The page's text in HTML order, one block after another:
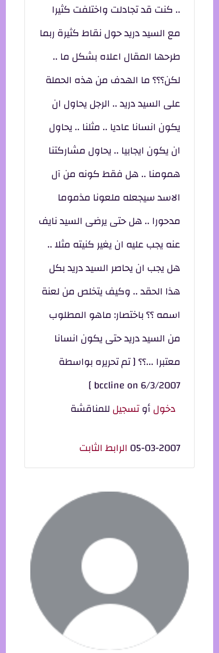
.. كنت قد تجادلت واختلفت كثيرا
مع السيد دريد حول نقاط كثيرة ربما
طرحها المقال اعلاه بشكل ما ..
لكن؟؟؟ ما الهدف من هذه الحملة
على السيد دريد .. الرجل يحاول ان
يكون انسانا عاديا .. مثلنا .. يحاول
ان يكون ايجابيا .. يحاول مشاركتنا
همومنا .. هل فقط كونه من آل
الاسد سيجعله ملعونا مذموما
مدحورا .. هل حتى يرضى السيد نايف
عنه يجب عليه ان يغير كنيته مثلا ..
هل يجب ان يحاصر السيد دريد بكل
هذا الحقد .. وكيف يتخلص من لعنة
اسمه ؟؟ باختصار: ماهو المطلوب
من السيد دريد حتى يكون انسانا
معتبرا ...؟؟ [ تم تحريره بواسطة
bccline on 6/3/2007 ]
دخولأوتسجيلللمناقشة
05-03-2007 الرابط الثابت